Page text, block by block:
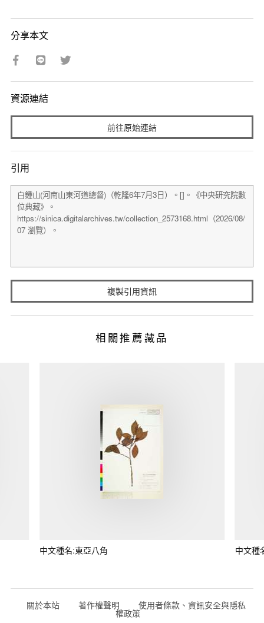
分享本文
資源連結
前往原始連結
引用
複製引用資訊
相關推薦藏品
中文種名:東亞八角 中文種
關於本站 著作權聲明 使用者條款、資訊安全與隱私
權政策